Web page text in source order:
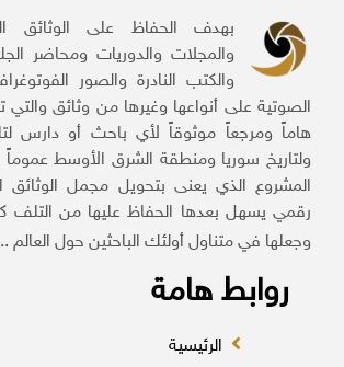
بهدف الحفاظ على الوثائق
والمجلات والدوريات ومحاضر
والكتب النادرة والصور
الصوتية على أنواعها وغيرها من وثائق والتي
هاماً ومرجعاً موثوقاً لأي باحث أو دارس
ولتاريخ سوريا ومنطقة الشرق الأوسط عموماً
المشروع الذي يعنى بتحويل مجمل الوثائق
رقمي يسهل بعدها الحفاظ عليها من التلف
وجعلها في متناول أولئك الباحثين حول العالم ...
روابط هامة
الرئيسية